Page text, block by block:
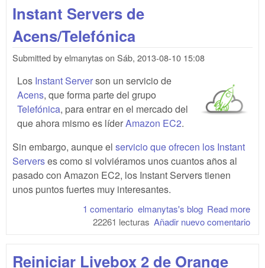
Instant Servers de
Acens/Telefónica
Submitted byelmanytason Sáb, 2013-08-10 15:08
Los Instant Serverson un servicio de
Acens, que forma parte del grupo
Telefónica, para entrar en el mercado del
que ahora mismo es líderAmazon EC2.
Sin embargo, aunque el servicio que ofrecen los Instant
Serverses como si volviéramos unos cuantos años al
pasado con Amazon EC2, los Instant Servers tienen
unos puntos fuertes muy interesantes.
Read more
elmanytas's blog
1 comentario
Añadir nuevo comentario
22261 lecturas
Reiniciar Livebox 2 de Orange